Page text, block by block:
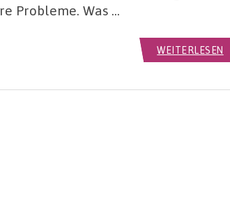
Probleme. Was …
WEITERLESEN